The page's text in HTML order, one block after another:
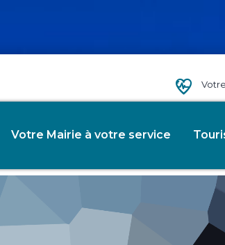
Votre Mairie à votre service
Productive